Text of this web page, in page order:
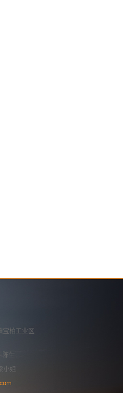
宝柏工业区
陈生
小姐